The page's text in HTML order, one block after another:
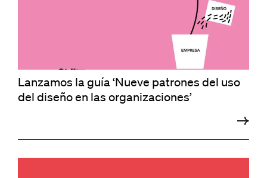
Lanzamos la guía ‘Nueve patrones del uso
del diseño en las organizaciones’